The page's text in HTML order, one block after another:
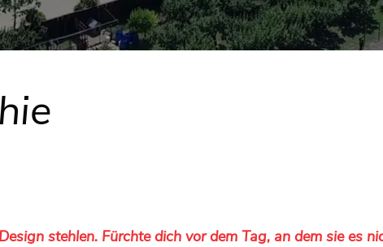
stehlen. Fürchte dich vor dem Tag, an dem sie es